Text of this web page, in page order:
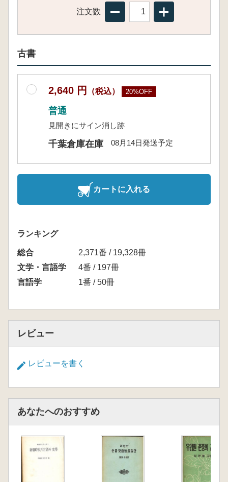
注文数
古書
2,640 円 （税込） 20%OFF
普通
見開きにサイン消し跡
千葉倉庫在庫 08月14日発送予定
カートに入れる
ランキング
総合
2,371番 / 19,328冊
文学・言語学
4番 / 197冊
言語学
1番 / 50冊
レビュー
レビューを書く
あなたへのおすすめ